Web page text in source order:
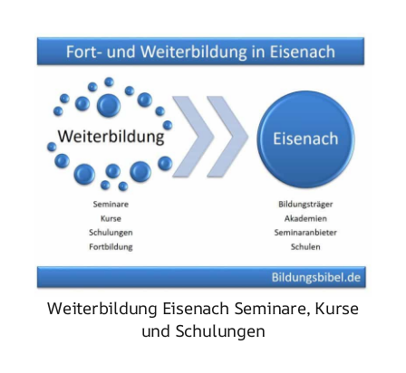
Weiterbildung Eisenach Seminare, Kurse
und Schulungen